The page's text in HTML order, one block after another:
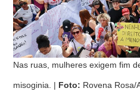
Nas ruas, mulheres exigem fim
misoginia. | Foto: Rovena Rosa/